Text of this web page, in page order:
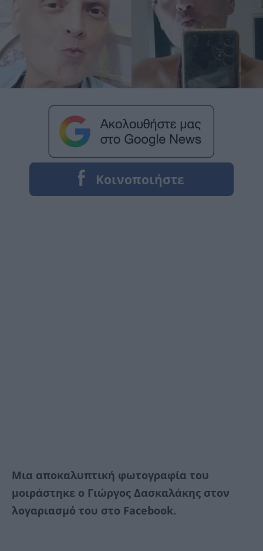
Μια αποκαλυπτική φωτογραφία του
μοιράστηκε ο Γιώργος Δασκαλάκης στον
λογαριασμό του στο Facebook.